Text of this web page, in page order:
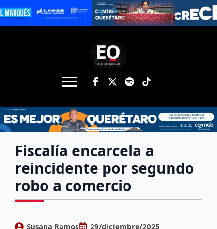
Fiscalía encarcela a
reincidente por segundo
robo a comercio
Susana Ramos 29/diciembre/2025